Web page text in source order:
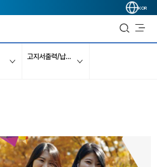
KOR
고지서출력/납부확인